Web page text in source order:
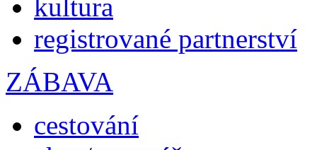
kultura
registrované partnerství
ZÁBAVA
cestování